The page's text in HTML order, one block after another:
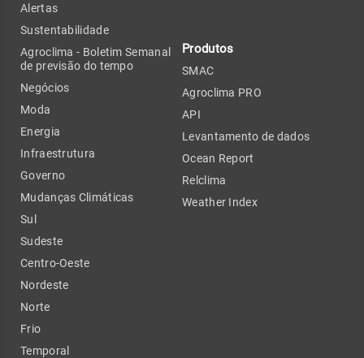
Alertas
Sustentabilidade
Agroclima - Boletim Semanal
de previsão do tempo
Negócios
Moda
Energia
Infraestrutura
Governo
Mudanças Climáticas
Sul
Sudeste
Centro-Oeste
Nordeste
Norte
Frio
Temporal
Produtos
SMAC
Agroclima PRO
API
Levantamento de dados
Ocean Report
Relclima
Weather Index